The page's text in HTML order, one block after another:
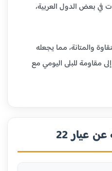
في بعض الدول العربية،
بين النقاوة والمتانة، مما يجعله
مقاومة للبلى اليومي مع
عيار 22